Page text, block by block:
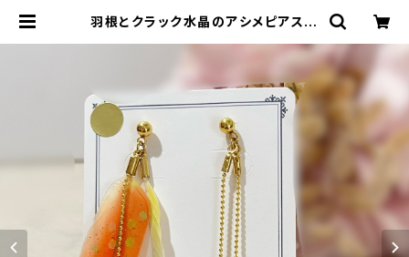
羽根とクラック水晶のアシメピアス／
【浄化・願いが叶う?!】《アレルギー対
応》 | 羽根アクセとサンキャッチャー：